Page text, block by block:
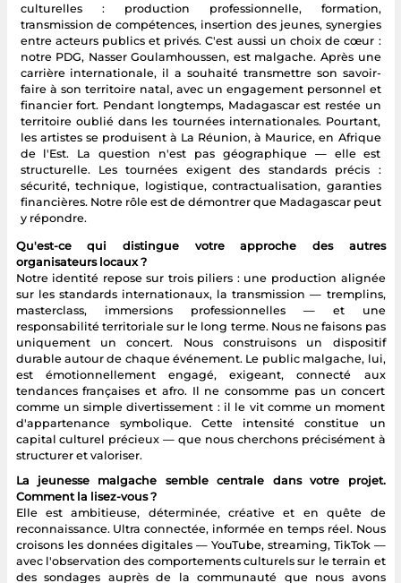
culturelles : production professionnelle, formation,
transmission de compétences, insertion des jeunes, synergies
entre acteurs publics et privés. C'est aussi un choix de cœur :
notre PDG, Nasser Goulamhoussen, est malgache. Après une
carrière internationale, il a souhaité transmettre son savoir-
faire à son territoire natal, avec un engagement personnel et
financier fort. Pendant longtemps, Madagascar est restée un
territoire oublié dans les tournées internationales. Pourtant,
les artistes se produisent à La Réunion, à Maurice, en Afrique
de l'Est. La question n'est pas géographique — elle est
structurelle. Les tournées exigent des standards précis :
sécurité, technique, logistique, contractualisation, garanties
financières. Notre rôle est de démontrer que Madagascar peut
y répondre.
Qu'est-ce qui distingue votre approche des autres
organisateurs locaux ?
Notre identité repose sur trois piliers : une production alignée
sur les standards internationaux, la transmission — tremplins,
masterclass, immersions professionnelles — et une
responsabilité territoriale sur le long terme. Nous ne faisons pas
uniquement un concert. Nous construisons un dispositif
durable autour de chaque événement. Le public malgache, lui,
est émotionnellement engagé, exigeant, connecté aux
tendances françaises et afro. Il ne consomme pas un concert
comme un simple divertissement : il le vit comme un moment
d'appartenance symbolique. Cette intensité constitue un
capital culturel précieux — que nous cherchons précisément à
structurer et valoriser.
La jeunesse malgache semble centrale dans votre projet.
Comment la lisez-vous ?
Elle est ambitieuse, déterminée, créative et en quête de
reconnaissance. Ultra connectée, informée en temps réel. Nous
croisons les données digitales — YouTube, streaming, TikTok —
avec l'observation des comportements culturels sur le terrain et
des sondages auprès de la communauté que nous avons